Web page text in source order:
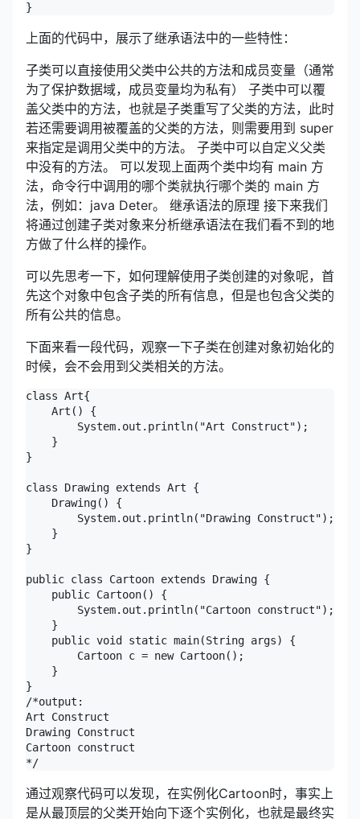
}
上面的代码中，展示了继承语法中的一些特性：
子类可以直接使用父类中公共的方法和成员变量（通常
为了保护数据域，成员变量均为私有） 子类中可以覆
盖父类中的方法，也就是子类重写了父类的方法，此时
若还需要调用被覆盖的父类的方法，则需要用到 super
来指定是调用父类中的方法。 子类中可以自定义父类
中没有的方法。 可以发现上面两个类中均有 main 方
法，命令行中调用的哪个类就执行哪个类的 main 方
法，例如：java Deter。 继承语法的原理 接下来我们
将通过创建子类对象来分析继承语法在我们看不到的地
方做了什么样的操作。
可以先思考一下，如何理解使用子类创建的对象呢，首
先这个对象中包含子类的所有信息，但是也包含父类的
所有公共的信息。
下面来看一段代码，观察一下子类在创建对象初始化的
时候，会不会用到父类相关的方法。
class Art{
    Art() {
        System.out.println("Art Construct");
    }
}
class Drawing extends Art {
    Drawing() {
        System.out.println("Drawing Construct");
    }
}
public class Cartoon extends Drawing {
    public Cartoon() {
        System.out.println("Cartoon construct");
    }
    public void static main(String args) {
        Cartoon c = new Cartoon();
    }
}
/*output:
Art Construct
Drawing Construct
Cartoon construct
*/
通过观察代码可以发现，在实例化Cartoon时，事实上
是从最顶层的父类开始向下逐个实例化，也就是最终实